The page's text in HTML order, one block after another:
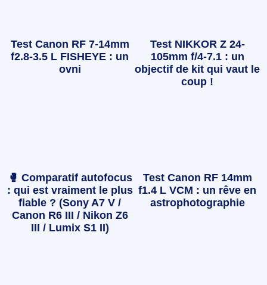
Test Canon RF 7-14mm
f2.8-3.5 L FISHEYE : un
ovni
Test NIKKOR Z 24-
105mm f/4-7.1 : un
objectif de kit qui vaut le
coup !
🥊 Comparatif autofocus
: qui est vraiment le plus
fiable ? (Sony A7 V /
Canon R6 III / Nikon Z6
III / Lumix S1 II)
Test Canon RF 14mm
f1.4 L VCM : un rêve en
astrophotographie